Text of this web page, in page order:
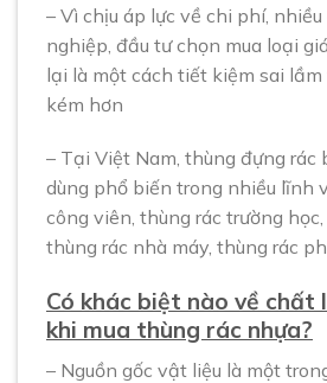
– Vì chịu áp lực về chi phí,
nghiệp, đầu tư chọn mua loại
lại là một cách tiết kiệm sai
kém hơn
– Tại Việt Nam, thùng đựng rác
dùng phổ biến trong nhiều lĩnh
công viên, thùng rác trường
thùng rác nhà máy, thùng rác
Có khác biệt nào về chất
khi mua thùng rác nhựa?
– Nguồn gốc vật liệu là một